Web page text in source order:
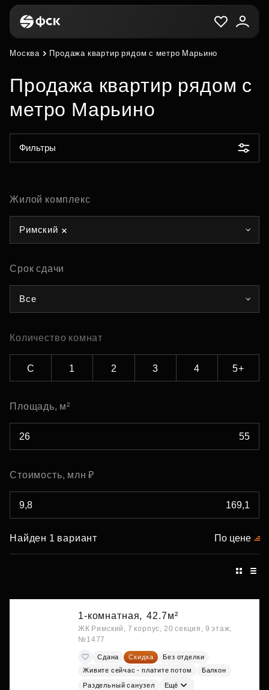
Москва Продажа квартир рядом с метро Марьино
Продажа квартир рядом с
метро Марьино
Фильтры
Жилой комплекс
Римский
Срок сдачи
Все
Количество комнат
С 1 2 3 4 5+
Площадь, м²
Стоимость, млн ₽
Найден 1 вариант По цене
1-комнатная, 42.7м²
ЖК Римский, 7 корпус, 20 секция, 9 этаж,
№1477
Сдана Скидка
Без отделки
Живите сейчас - платите потом
Балкон
Раздельный санузел Ещё